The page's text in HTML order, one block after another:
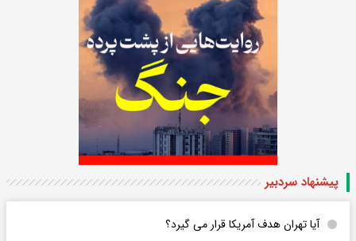
پیشنهاد سردبیر
آیا تهران هدف آمریکا قرار می گیرد؟